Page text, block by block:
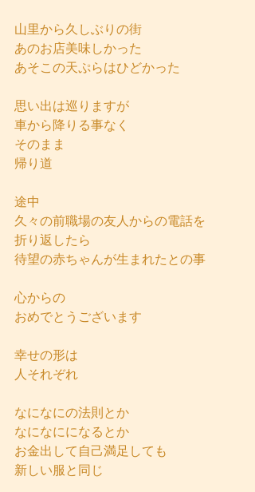
山里から久しぶりの街
あのお店美味しかった
あそこの天ぷらはひどかった
思い出は巡りますが
車から降りる事なく
そのまま
帰り道
途中
久々の前職場の友人からの電話を
折り返したら
待望の赤ちゃんが生まれたとの事
心からの
おめでとうございます
幸せの形は
人それぞれ
なになにの法則とか
なになにになるとか
お金出して自己満足しても
新しい服と同じ